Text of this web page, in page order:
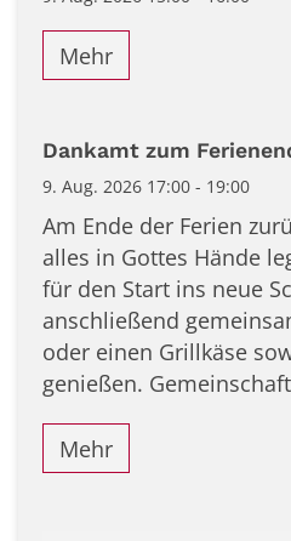
Mehr
Dankamt zum
9. Aug. 2026 17:00 - 19:00
Am Ende der Ferien
alles in Gottes Hände
für den Start ins neue
anschließend
oder einen Grillkäse
genießen.
Mehr